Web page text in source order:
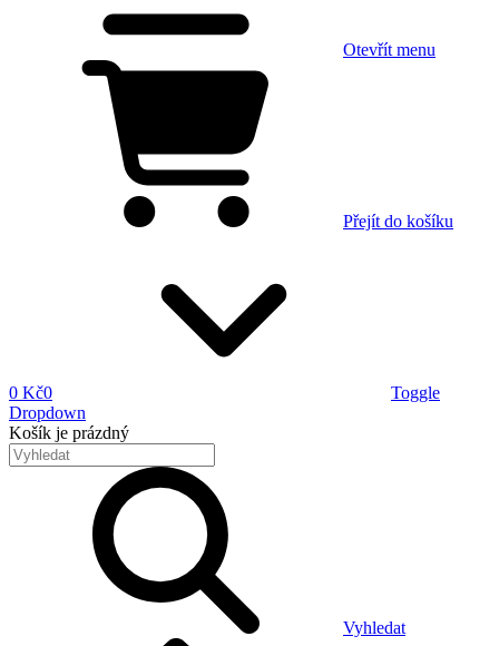
Otevřít menu
Přejít do košíku
0 Kč0
Toggle
Dropdown
Košík je prázdný
Vyhledat